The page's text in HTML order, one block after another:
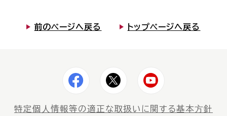
前のページへ戻る トップページへ戻る
特定個⼈情報等の適正な取扱いに関する基本⽅針